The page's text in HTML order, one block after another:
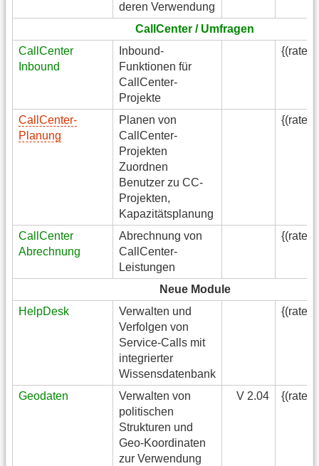
deren Verwendung
CallCenter / Umfragen
CallCenter
Inbound
Inbound-
Funktionen für
CallCenter-
Projekte
CallCenter-
Planung
Planen von
CallCenter-
Projekten
Zuordnen
Benutzer zu CC-
Projekten,
Kapazitätsplanung
CallCenter
Abrechnung
Abrechnung von
CallCenter-
Leistungen
Neue Module
HelpDesk
Verwalten und
Verfolgen von
Service-Calls mit
integrierter
Wissensdatenbank
Geodaten
Verwalten von
politischen
Strukturen und
Geo-Koordinaten
zur Verwendung
V 2.04